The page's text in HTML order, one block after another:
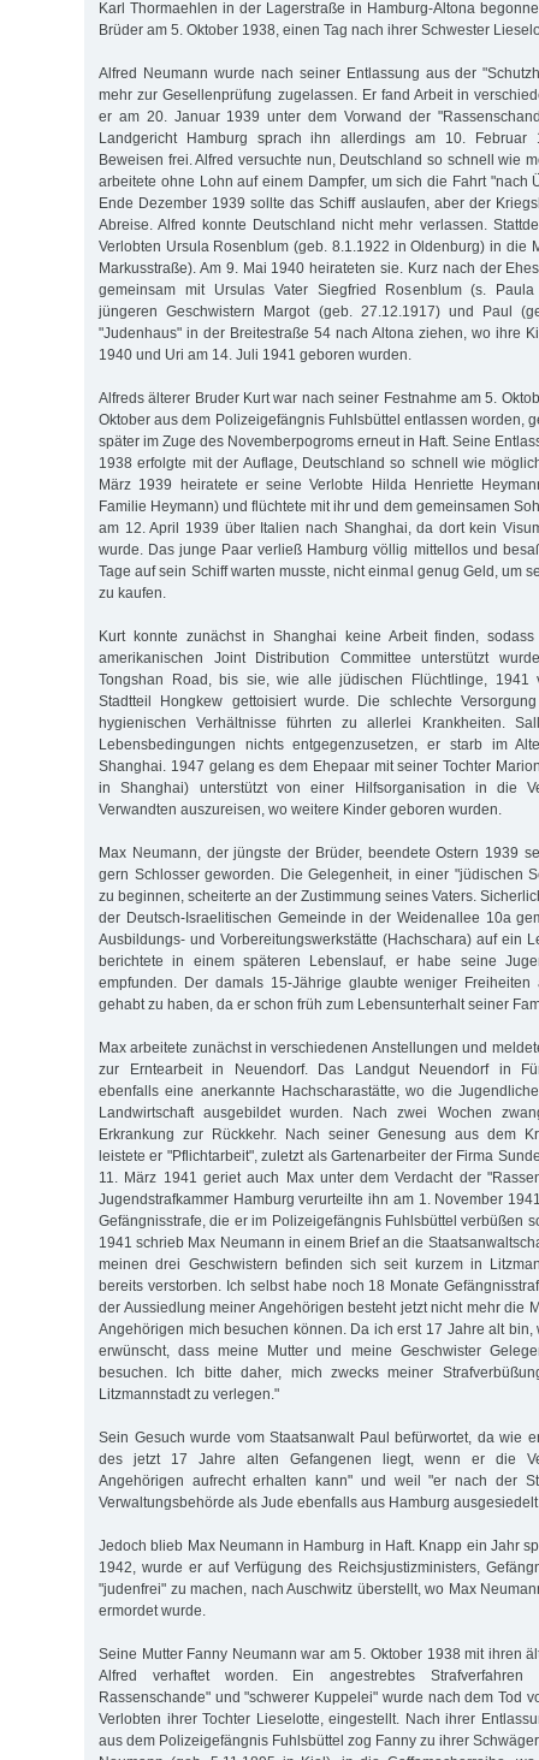
Karl Thormaehlen in der Lagerstraße in Hamburg-Altona
Brüder am 5. Oktober 1938, einen Tag nach ihrer Schwester
Alfred Neumann wurde nach seiner Entlassung aus der
mehr zur Gesellenprüfung zugelassen. Er fand Arbeit in
er am 20. Januar 1939 unter dem Vorwand der
Landgericht Hamburg sprach ihn allerdings am 10.
Beweisen frei. Alfred versuchte nun, Deutschland so schnell wie
arbeitete ohne Lohn auf einem Dampfer, um sich die Fahrt "nach
Ende Dezember 1939 sollte das Schiff auslaufen, aber der
Abreise. Alfred konnte Deutschland nicht mehr verlassen.
Verlobten Ursula Rosenblum (geb. 8.1.1922 in Oldenburg) in die
Markusstraße). Am 9. Mai 1940 heirateten sie. Kurz nach der
gemeinsam mit Ursulas Vater Siegfried Rosenblum (s.
jüngeren Geschwistern Margot (geb. 27.12.1917) und Paul
"Judenhaus" in der Breitestraße 54 nach Altona ziehen, wo ihre
1940 und Uri am 14. Juli 1941 geboren wurden.
Alfreds älterer Bruder Kurt war nach seiner Festnahme am 5.
Oktober aus dem Polizeigefängnis Fuhlsbüttel entlassen worden,
später im Zuge des Novemberpogroms erneut in Haft. Seine
1938 erfolgte mit der Auflage, Deutschland so schnell wie
März 1939 heiratete er seine Verlobte Hilda Henriette
Familie Heymann) und flüchtete mit ihr und dem gemeinsamen
am 12. April 1939 über Italien nach Shanghai, da dort kein
wurde. Das junge Paar verließ Hamburg völlig mittellos und
Tage auf sein Schiff warten musste, nicht einmal genug Geld, um
zu kaufen.
Kurt konnte zunächst in Shanghai keine Arbeit finden,
amerikanischen Joint Distribution Committee unterstützt
Tongshan Road, bis sie, wie alle jüdischen Flüchtlinge, 1941
Stadtteil Hongkew gettoisiert wurde. Die schlechte
hygienischen Verhältnisse führten zu allerlei Krankheiten.
Lebensbedingungen nichts entgegenzusetzen, er starb im
Shanghai. 1947 gelang es dem Ehepaar mit seiner Tochter
in Shanghai) unterstützt von einer Hilfsorganisation in die
Verwandten auszureisen, wo weitere Kinder geboren wurden.
Max Neumann, der jüngste der Brüder, beendete Ostern 1939
gern Schlosser geworden. Die Gelegenheit, in einer "jüdischen
zu beginnen, scheiterte an der Zustimmung seines Vaters.
der Deutsch-Israelitischen Gemeinde in der Weidenallee 10a
Ausbildungs- und Vorbereitungswerkstätte (Hachschara) auf ein
berichtete in einem späteren Lebenslauf, er habe seine
empfunden. Der damals 15-Jährige glaubte weniger Freiheiten
gehabt zu haben, da er schon früh zum Lebensunterhalt seiner
Max arbeitete zunächst in verschiedenen Anstellungen und
zur Erntearbeit in Neuendorf. Das Landgut Neuendorf in
ebenfalls eine anerkannte Hachscharastätte, wo die
Landwirtschaft ausgebildet wurden. Nach zwei Wochen
Erkrankung zur Rückkehr. Nach seiner Genesung aus dem
leistete er "Pflichtarbeit", zuletzt als Gartenarbeiter der Firma
11. März 1941 geriet auch Max unter dem Verdacht der
Jugendstrafkammer Hamburg verurteilte ihn am 1. November
Gefängnisstrafe, die er im Polizeigefängnis Fuhlsbüttel verbüßen
1941 schrieb Max Neumann in einem Brief an die
meinen drei Geschwistern befinden sich seit kurzem in
bereits verstorben. Ich selbst habe noch 18 Monate
der Aussiedlung meiner Angehörigen besteht jetzt nicht mehr die
Angehörigen mich besuchen können. Da ich erst 17 Jahre alt bin,
erwünscht, dass meine Mutter und meine Geschwister
besuchen. Ich bitte daher, mich zwecks meiner
Litzmannstadt zu verlegen."
Sein Gesuch wurde vom Staatsanwalt Paul befürwortet, da wie
des jetzt 17 Jahre alten Gefangenen liegt, wenn er die
Angehörigen aufrecht erhalten kann" und weil "er nach der
Verwaltungsbehörde als Jude ebenfalls aus Hamburg
Jedoch blieb Max Neumann in Hamburg in Haft. Knapp ein Jahr
1942, wurde er auf Verfügung des Reichsjustizministers,
"judenfrei" zu machen, nach Auschwitz überstellt, wo Max
ermordet wurde.
Seine Mutter Fanny Neumann war am 5. Oktober 1938 mit ihren
Alfred verhaftet worden. Ein angestrebtes
Rassenschande" und "schwerer Kuppelei" wurde nach dem Tod
Verlobten ihrer Tochter Lieselotte, eingestellt. Nach ihrer
aus dem Polizeigefängnis Fuhlsbüttel zog Fanny zu ihrer